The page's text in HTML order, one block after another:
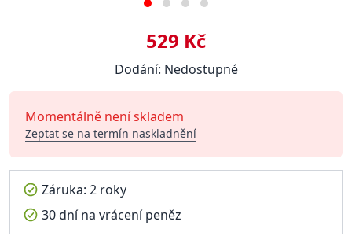
529 Kč
Dodání: Nedostupné
Momentálně není skladem
Zeptat se na termín naskladnění
Záruka: 2 roky
30 dní na vrácení peněz